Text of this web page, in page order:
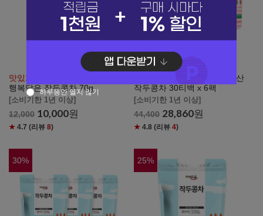
맛있게 물마시기
행복담은 작두콩차 70g
[소비기한 1년 이상]
12,000 10,000원
★ 4.7 (리뷰 8)
[업소용 도매] 차예마을 국내산
작두콩차 30티백 x 6팩
[소비기한 1년 이상]
44,400 28,860원
★ 4.8 (리뷰4)
30% 25%
하루동안 열지 않기